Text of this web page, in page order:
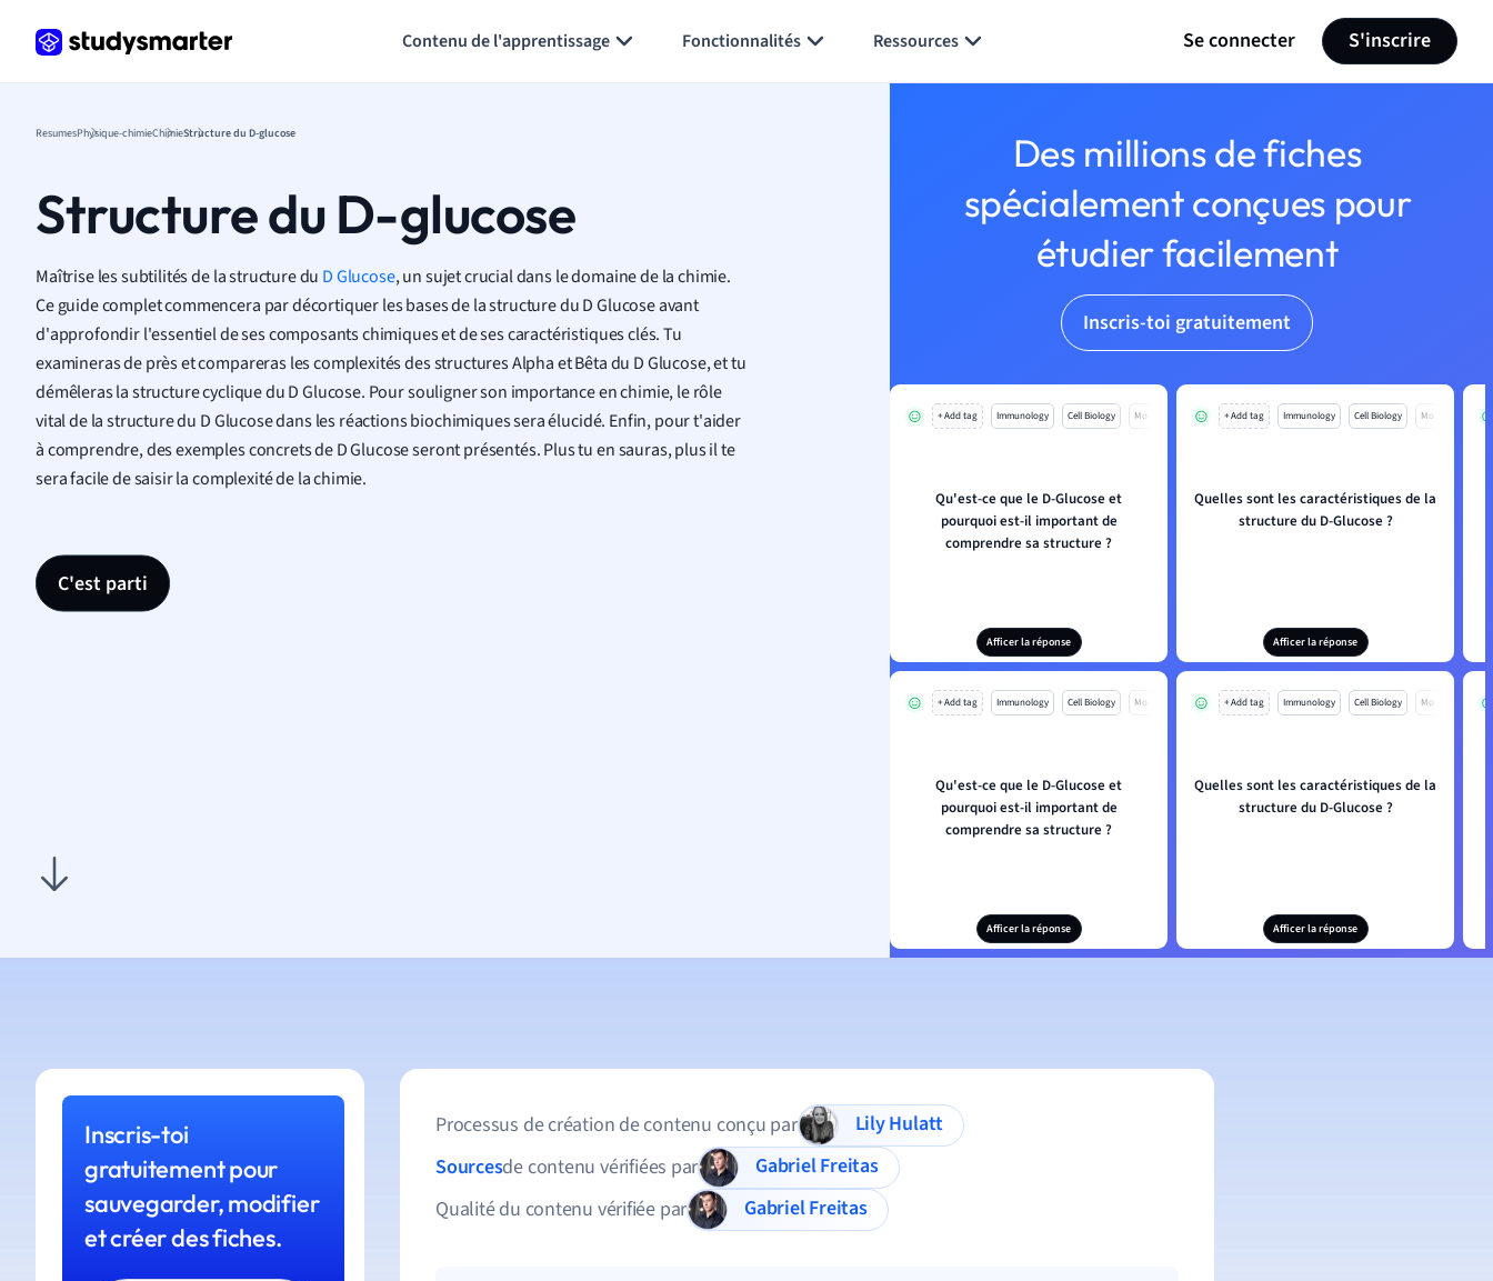
Contenu de l'apprentissage Fonctionnalités Ressources Se connecter S'inscrire
ResumesPhysique-chimieChimieStructure du D-glucose
Structure du D-glucose
Maîtrise les subtilités de la structure du D Glucose, un sujet crucial dans le domaine de la chimie.
Ce guide complet commencera par décortiquer les bases de la structure du D Glucose avant
d'approfondir l'essentiel de ses composants chimiques et de ses caractéristiques clés. Tu
examineras de près et compareras les complexités des structures Alpha et Bêta du D Glucose, et tu
démêleras la structure cyclique du D Glucose. Pour souligner son importance en chimie, le rôle
vital de la structure du D Glucose dans les réactions biochimiques sera élucidé. Enfin, pour t'aider
à comprendre, des exemples concrets de D Glucose seront présentés. Plus tu en sauras, plus il te
sera facile de saisir la complexité de la chimie.
C'est parti
Des millions de fiches
spécialement conçues pour
étudier facilement
Inscris-toi gratuitement
+ Add tag Immunology Cell Biology Mo
Qu'est-ce que le D-Glucose et
pourquoi est-il important de
comprendre sa structure ?
Afficer la réponse
+ Add tag Immunology Cell Biology Mo
Quelles sont les caractéristiques de la
structure du D-Glucose ?
Afficer la réponse
+ Add tag Immunology Cell Biology Mo
Qu'est-ce que le D-Glucose et
pourquoi est-il important de
comprendre sa structure ?
Afficer la réponse
+ Add tag Immunology Cell Biology Mo
Quelles sont les caractéristiques de la
structure du D-Glucose ?
Afficer la réponse
Inscris-toi
gratuitement pour
sauvegarder, modifier
et créer des fiches.
Processus de création de contenu conçu par
Lily Hulatt
Sourcesde contenu vérifiées par
Gabriel Freitas
Qualité du contenu vérifiée par
Gabriel Freitas